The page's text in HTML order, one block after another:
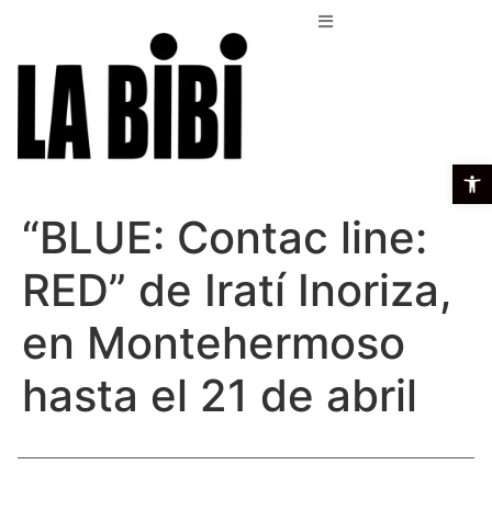
“BLUE: Contac line:
RED” de Iratí Inoriza,
en Montehermoso
hasta el 21 de abril